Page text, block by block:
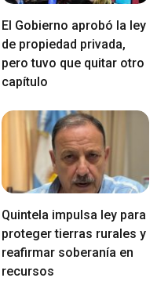
El Gobierno aprobó la ley
de propiedad privada,
pero tuvo que quitar otro
capítulo
Quintela impulsa ley para
proteger tierras rurales y
reafirmar soberanía en
recursos